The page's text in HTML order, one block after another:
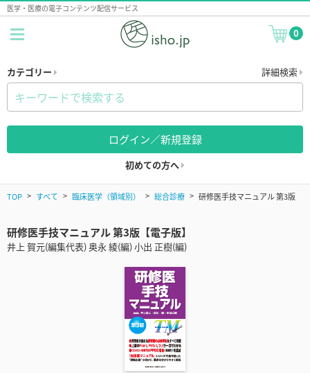
医学・医療の電子コンテンツ配信サービス
0
カテゴリー 詳細検索
ログイン／新規登録
初めての方へ
TOP すべて 臨床医学（領域別） 総合診療 研修医手技マニュアル 第3版
研修医手技マニュアル 第3版【電子版】
井上 賀元(編集代表) 奥永 綾(編) 小出 正樹(編)